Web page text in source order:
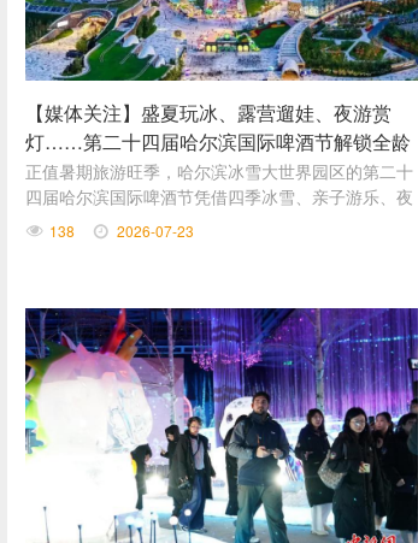
【媒体关注】盛夏玩冰、露营遛娃、夜游赏
灯……第二十四届哈尔滨国际啤酒节解锁全龄
家庭一日游方案
正值暑期旅游旺季，哈尔滨冰雪大世界园区的第二十
四届哈尔滨国际啤酒节凭借四季冰雪、亲子游乐、夜
间演艺、湿地露营、特色餐饮多元业态，成为冰城家
庭避暑遛娃热门目的地。
138 2026-07-23